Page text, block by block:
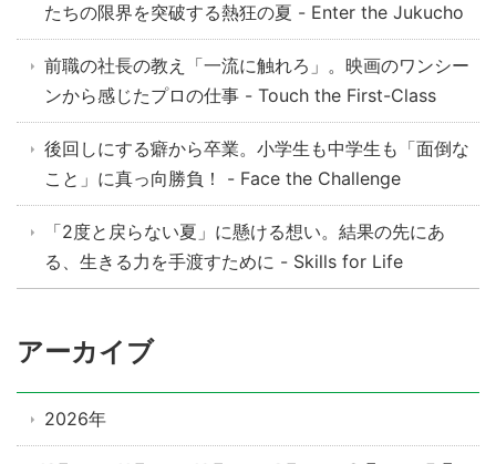
たちの限界を突破する熱狂の夏 - Enter the Jukucho
前職の社長の教え「一流に触れろ」。映画のワンシー
ンから感じたプロの仕事 - Touch the First-Class
後回しにする癖から卒業。小学生も中学生も「面倒な
こと」に真っ向勝負！ - Face the Challenge
「2度と戻らない夏」に懸ける想い。結果の先にあ
る、生きる力を手渡すために - Skills for Life
アーカイブ
2026年